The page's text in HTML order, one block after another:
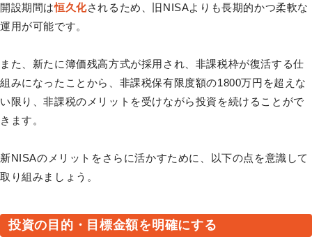
開設期間は恒久化されるため、旧NISAよりも長期的かつ柔軟な
運用が可能です。
また、新たに簿価残高方式が採用され、非課税枠が復活する仕
組みになったことから、非課税保有限度額の1800万円を超えな
い限り、非課税のメリットを受けながら投資を続けることがで
きます。
新NISAのメリットをさらに活かすために、以下の点を意識して
取り組みましょう。
投資の目的・目標金額を明確にする